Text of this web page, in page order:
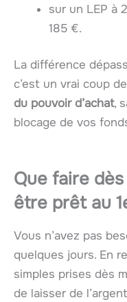
sur un LEP à
185 €.
La différence
c’est un vrai coup
du pouvoir d’achat,
blocage de vos
Que faire
être prêt au
Vous n’avez pas
quelques jours. En
simples prises dès
de laisser de